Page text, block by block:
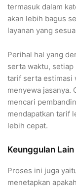
termasuk dalam
akan lebih bagus
layanan yang
Perihal hal yang
serta waktu, setiap
tarif serta estimasi
menyewa jasanya.
mencari
mendapatkan tarif
lebih cepat.
Keunggulan
Proses ini juga
menetapkan